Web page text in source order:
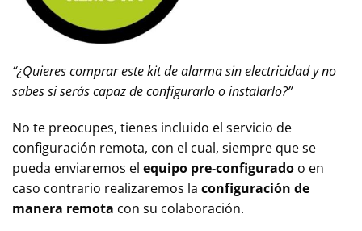
“¿Quieres comprar este kit de alarma sin electricidad y no
sabes si serás capaz de configurarlo o instalarlo?”
No te preocupes, tienes incluido el servicio de
configuración remota, con el cual, siempre que se
pueda enviaremos el equipo pre-configurado o en
caso contrario realizaremos la configuración de
manera remota con su colaboración.